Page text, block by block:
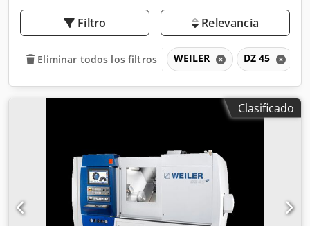
Filtro Relevancia
Eliminar todos los filtros WEILER DZ 45
Clasificado